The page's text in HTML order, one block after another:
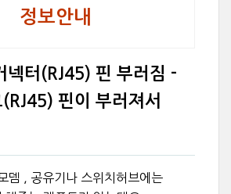
정보안내
넥터(RJ45) 핀 부러짐 -
핀이 부러져서
뎀 , 공유기나 스위치허브에는